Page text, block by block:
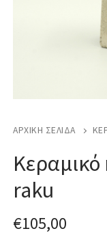
ΑΡΧΙΚΉ ΣΕΛΊΔΑ
Κεραμικό
raku
€105,00